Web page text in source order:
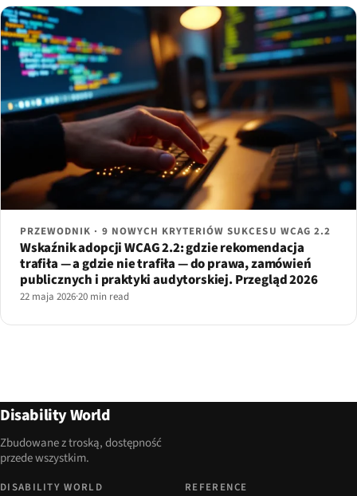
PRZEWODNIK · 9 NOWYCH KRYTERIÓW SUKCESU WCAG 2.2
Wskaźnik adopcji WCAG 2.2: gdzie rekomendacja
trafiła — a gdzie nie trafiła — do prawa, zamówień
publicznych i praktyki audytorskiej. Przegląd 2026
22 maja 2026·20 min read
Disability World
Zbudowane z troską, dostępność
przede wszystkim.
DISABILITY WORLD REFERENCE